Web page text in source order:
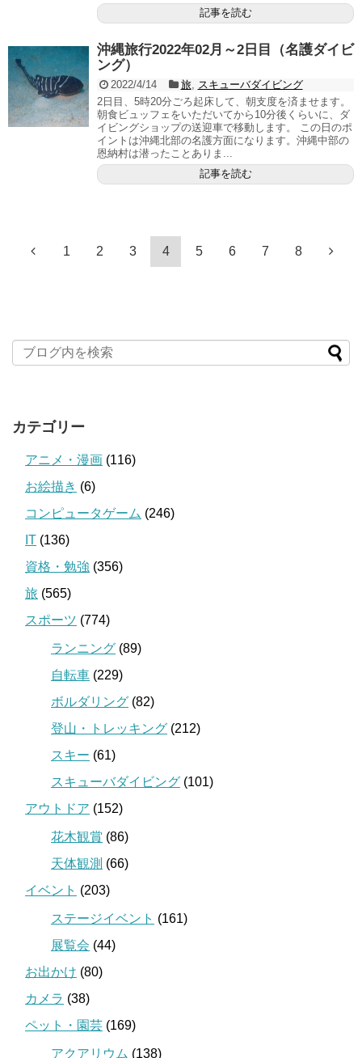
記事を読む
沖縄旅行2022年02月～2日目（名護ダイビ
ング）
2022/4/14 旅, スキューバダイビング
2日目、5時20分ごろ起床して、朝支度を済ませます。
朝食ビュッフェをいただいてから10分後くらいに、ダ
イビングショップの送迎車で移動します。 この日のポ
イントは沖縄北部の名護方面になります。沖縄中部の
恩納村は潜ったことありま...
記事を読む
1 2 3 4 5 6 7 8
カテゴリー
アニメ・漫画 (116)
お絵描き (6)
コンピュータゲーム (246)
IT (136)
資格・勉強 (356)
旅 (565)
スポーツ (774)
ランニング (89)
自転車 (229)
ボルダリング (82)
登山・トレッキング (212)
スキー (61)
スキューバダイビング (101)
アウトドア (152)
花木観賞 (86)
天体観測 (66)
イベント (203)
ステージイベント (161)
展覧会 (44)
お出かけ (80)
カメラ (38)
ペット・園芸 (169)
アクアリウム (138)